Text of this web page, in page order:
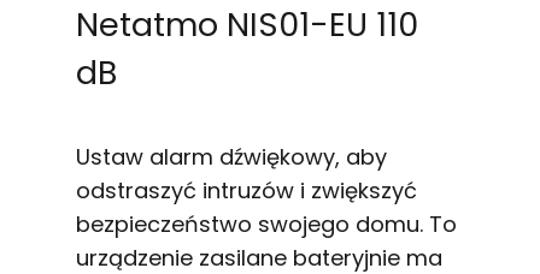
Netatmo NIS01-EU 110
dB
Ustaw alarm dźwiękowy, aby
odstraszyć intruzów i zwiększyć
bezpieczeństwo swojego domu. To
urządzenie zasilane bateryjnie ma